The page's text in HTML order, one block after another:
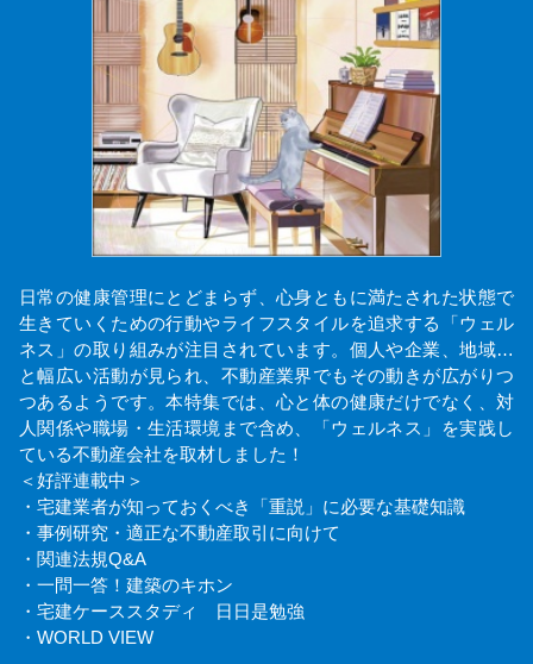
日常の健康管理にとどまらず、心身ともに満たされた状態で
生きていくための行動やライフスタイルを追求する「ウェル
ネス」の取り組みが注目されています。個人や企業、地域…
と幅広い活動が見られ、不動産業界でもその動きが広がりつ
つあるようです。本特集では、心と体の健康だけでなく、対
人関係や職場・生活環境まで含め、「ウェルネス」を実践し
ている不動産会社を取材しました！
＜好評連載中＞
・宅建業者が知っておくべき「重説」に必要な基礎知識
・事例研究・適正な不動産取引に向けて
・関連法規Q&A
・一問一答！建築のキホン
・宅建ケーススタディ 日日是勉強
・WORLD VIEW